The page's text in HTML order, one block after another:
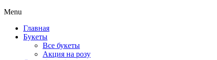
Menu
Главная
Букеты
Все букеты
Акция на розу